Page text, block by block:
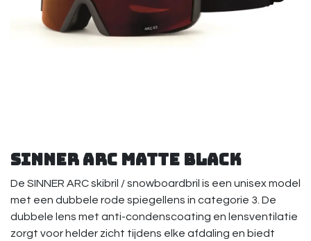
Sinner Arc Matte Black
De SINNER ARC skibril / snowboardbril is een unisex model
met een dubbele rode spiegellens in categorie 3. De
dubbele lens met anti-condenscoating en lensventilatie
zorgt voor helder zicht tijdens elke afdaling en biedt